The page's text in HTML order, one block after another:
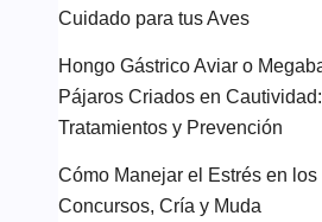
Cuidado para tus Aves
Hongo Gástrico Aviar o
Pájaros Criados en
Tratamientos y Prevención
Cómo Manejar el Estrés en
Concursos, Cría y Muda